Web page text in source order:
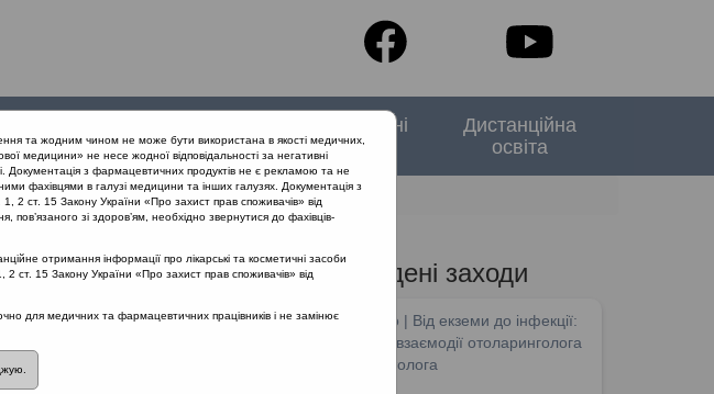
проекту
Спеціальні
випуски
Дистанційна
освіта
та патогенез
Проведені заходи
SHDM.info | Від екземи до інфекції:
алгоритм взаємодії отоларинголога
та дерматолога
та жодним чином не може бути використана в якості медичних,
медицини» не несе жодної відповідальності за негативні
Документація з фармацевтичних продуктів не є рекламою та не
фахівцями в галузі медицини та інших галузях. Документація з
2 ст. 15 Закону України «Про захист прав споживачів» від
зі здоров’ям, необхідно звернутися до фахівців-
отримання інформації про лікарські та косметичні засоби
2 ст. 15 Закону України «Про захист прав споживачів» від
для медичних та фармацевтичних працівників і не замінює